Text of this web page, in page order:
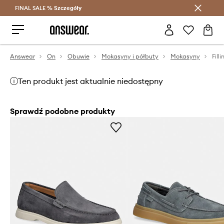
Oszczędzaj z Answear Club >
FINAL SALE % Szczegóły
Answear On Obuwie Mokasyny i półbuty Mokasyny
Ten produkt jest aktualnie niedostępny
Sprawdź podobne produkty